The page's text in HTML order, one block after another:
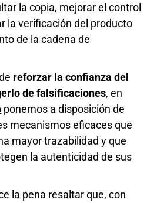
la copia, mejorar el control
la verificación del producto
de la cadena de
reforzar la confianza del
de falsificaciones, en
ponemos a disposición de
mecanismos eficaces que
mayor trazabilidad y que
la autenticidad de sus
la pena resaltar que, con